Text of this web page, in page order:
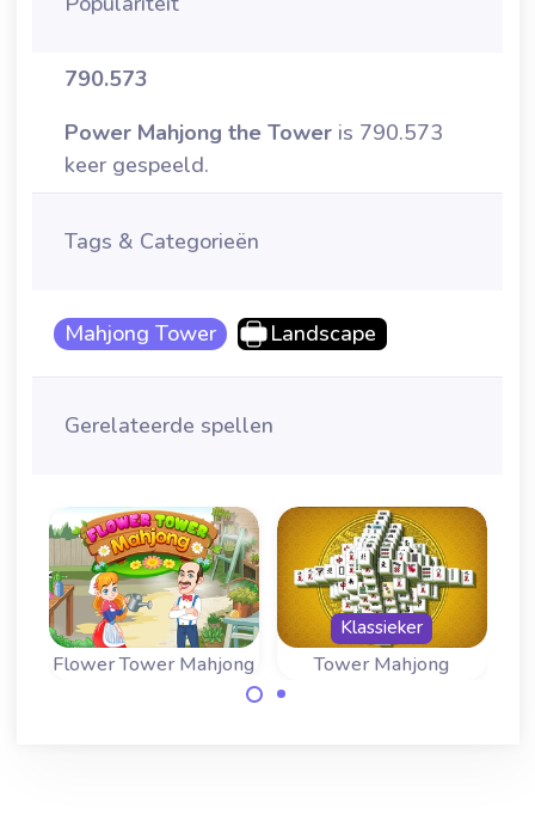
790.573
Power Mahjong the Tower is 790.573
keer gespeeld.
Tags & Categorieën
Mahjong Tower Landscape
Gerelateerde spellen
Flower Tower Mahjong Tower Mahjong
Klassieker